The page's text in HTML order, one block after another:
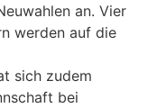
an. Vier
werden auf die
sich zudem
bei